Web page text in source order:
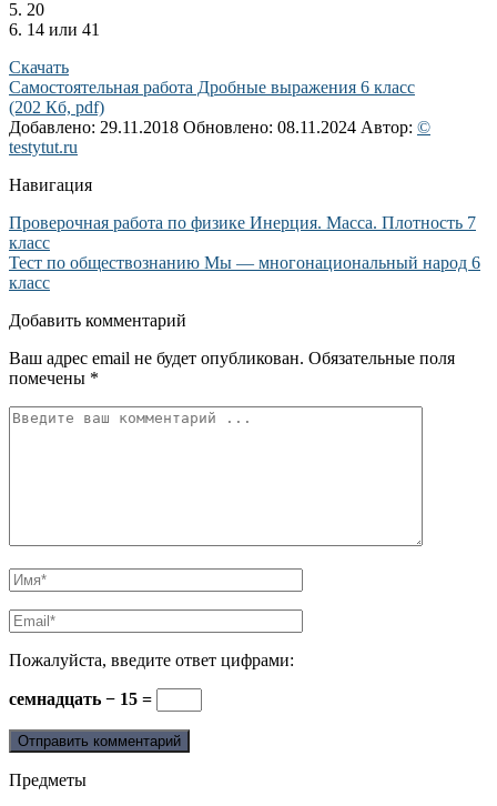
5. 20
6. 14 или 41
Скачать
Самостоятельная работа Дробные выражения 6 класс
(202 Кб, pdf)
Добавлено: 29.11.2018 Обновлено: 08.11.2024 Автор: ©
testytut.ru
Навигация
Проверочная работа по физике Инерция. Масса. Плотность 7
класс
Тест по обществознанию Мы — многонациональный народ 6
класс
Добавить комментарий
Ваш адрес email не будет опубликован. Обязательные поля
помечены *
Пожалуйста, введите ответ цифрами:
семнадцать − 15 =
Предметы